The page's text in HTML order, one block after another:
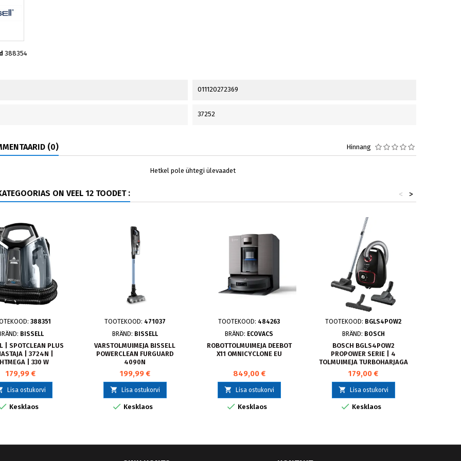
388354
011120272369
37252
(0) Hinnang
Hetkel pole ühtegi ülevaadet
ON VEEL 12 TOODET : >
<
388351
BISSELL
| SPOTCLEAN PLUS
| 3724N |
| 330 W
179,99 €
Lisa ostukorvi
Kesklaos
TOOTEKOOD: 471037
BRÄND: BISSELL
VARSTOLMUIMEJA BISSELL
POWERCLEAN FURGUARD
4090N
199,99 €
 Lisa ostukorvi
 Kesklaos
TOOTEKOOD: 484263
BRÄND: ECOVACS
ROBOTTOLMUIMEJA DEEBOT
X11 OMNICYCLONE EU
849,00 €
 Lisa ostukorvi
 Kesklaos
TOOTEKOOD: BGLS4POW2
BRÄND: BOSCH
BOSCH BGLS4POW2
PROPOWER SERIE | 4
TOLMUIMEJA TURBOHARJAGA
179,00 €
 Lisa ostukorvi
 Kesklaos